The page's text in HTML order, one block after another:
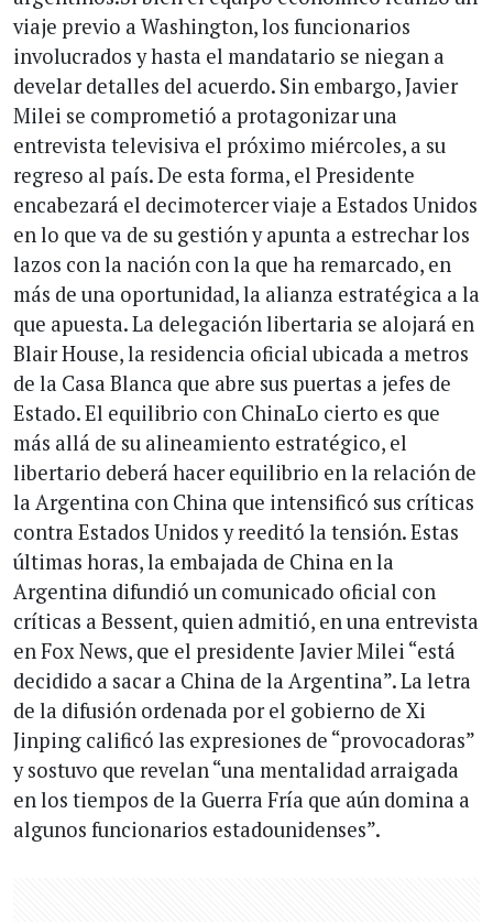
viaje previo a Washington, los funcionarios
involucrados y hasta el mandatario se niegan a
develar detalles del acuerdo. Sin embargo, Javier
Milei se comprometió a protagonizar una
entrevista televisiva el próximo miércoles, a su
regreso al país. De esta forma, el Presidente
encabezará el decimotercer viaje a Estados Unidos
en lo que va de su gestión y apunta a estrechar los
lazos con la nación con la que ha remarcado, en
más de una oportunidad, la alianza estratégica a la
que apuesta. La delegación libertaria se alojará en
Blair House, la residencia oficial ubicada a metros
de la Casa Blanca que abre sus puertas a jefes de
Estado. El equilibrio con ChinaLo cierto es que
más allá de su alineamiento estratégico, el
libertario deberá hacer equilibrio en la relación de
la Argentina con China que intensificó sus críticas
contra Estados Unidos y reeditó la tensión. Estas
últimas horas, la embajada de China en la
Argentina difundió un comunicado oficial con
críticas a Bessent, quien admitió, en una entrevista
en Fox News, que el presidente Javier Milei “está
decidido a sacar a China de la Argentina”. La letra
de la difusión ordenada por el gobierno de Xi
Jinping calificó las expresiones de “provocadoras”
y sostuvo que revelan “una mentalidad arraigada
en los tiempos de la Guerra Fría que aún domina a
algunos funcionarios estadounidenses”.